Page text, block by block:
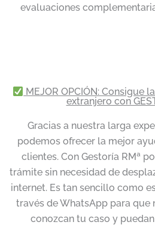
evaluaciones
MEJOR OPCIÓN: Consigue
extranjero con
Gracias a nuestra larga
podemos ofrecer la mejor
clientes. Con Gestoría RMª
trámite sin necesidad de
internet. Es tan sencillo como
través de WhatsApp para que
conozcan tu caso y